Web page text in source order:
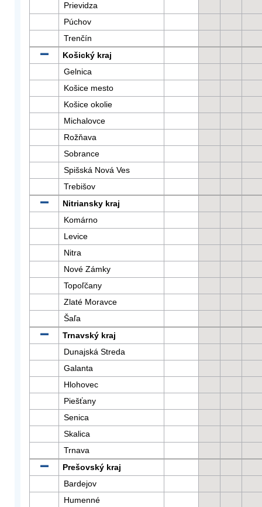
Prievidza
Púchov
Trenčín
Košický kraj
Gelnica
Košice mesto
Košice okolie
Michalovce
Rožňava
Sobrance
Spišská Nová Ves
Trebišov
Nitriansky kraj
Komárno
Levice
Nitra
Nové Zámky
Topoľčany
Zlaté Moravce
Šaľa
Trnavský kraj
Dunajská Streda
Galanta
Hlohovec
Piešťany
Senica
Skalica
Trnava
Prešovský kraj
Bardejov
Humenné